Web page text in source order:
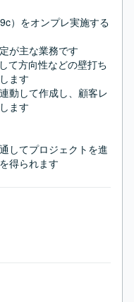
）をオンプレ実施する
が主な業務です
て方向性などの壁打ち
ます
動して作成し、顧客レ
ます
してプロジェクトを進
得られます